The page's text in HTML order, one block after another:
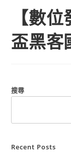
【數
盃黑客
搜尋
Recent Posts